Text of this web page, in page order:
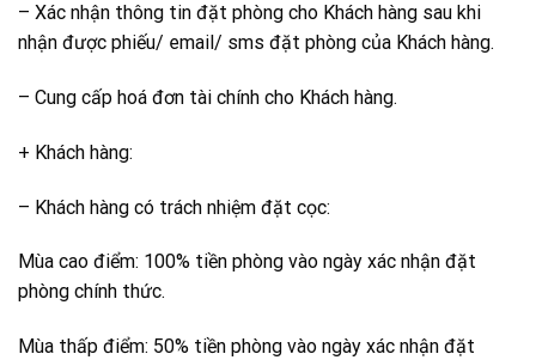
– Xác nhận thông tin đặt phòng cho Khách hàng sau khi
nhận được phiếu/ email/ sms đặt phòng của Khách hàng.
– Cung cấp hoá đơn tài chính cho Khách hàng.
+ Khách hàng:
– Khách hàng có trách nhiệm đặt cọc:
Mùa cao điểm: 100% tiền phòng vào ngày xác nhận đặt
phòng chính thức.
Mùa thấp điểm: 50% tiền phòng vào ngày xác nhận đặt